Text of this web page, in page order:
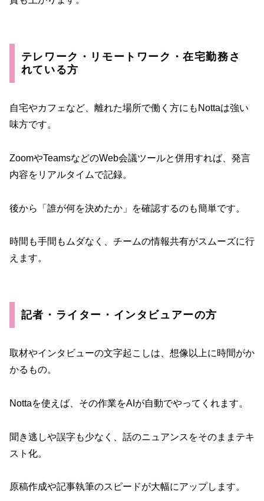
テレワーク・リモートワーク・在宅勤務さ
れている方
自宅やカフェなど、離れた場所で働く方にもNottaは強い
味方です。
ZoomやTeamsなどのWeb会議ツールと併用すれば、発言
内容をリアルタイムで記録。
後から「誰が何を決めたか」を確認するのも簡単です。
時間も手間もムダなく、チームの情報共有がスムーズに行
えます。
記者・ライター・インタビュアーの方
取材やインタビューの文字起こしは、想像以上に時間がか
かるもの。
Nottaを使えば、その作業をAIが自動でやってくれます。
聞き逃しや誤字も少なく、話のニュアンスをそのままテキ
スト化。
原稿作成や記事執筆のスピードが大幅にアップします。